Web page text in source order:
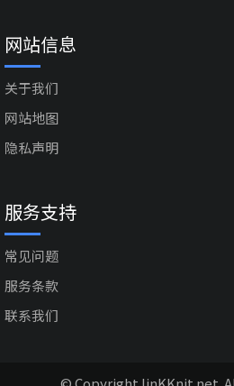
网站信息
关于我们
网站地图
隐私声明
服务支持
常见问题
服务条款
联系我们